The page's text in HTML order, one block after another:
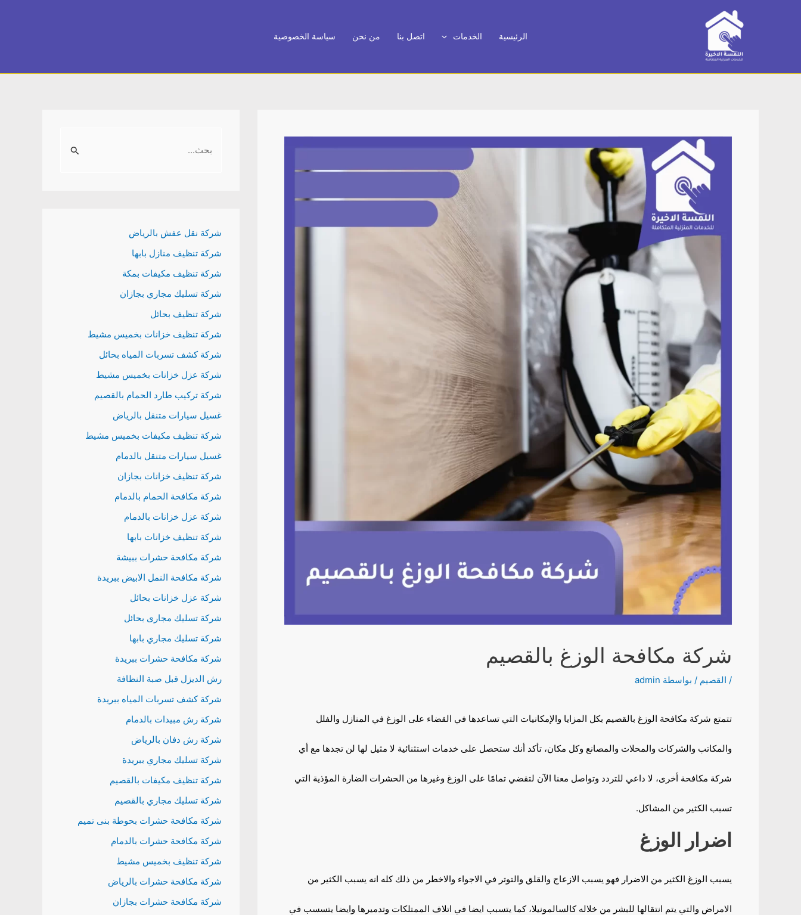
المحتوى
الرئيسية الخدمات اتصل بنا من نحن سياسة الخصوصية
شركة مكافحة الوزغ بالقصيم
/ القصيم / بواسطة admin
تتمتع شركة مكافحة الوزغ بالقصيم بكل المزايا والإمكانيات التي تساعدها في القضاء على الوزغ في المنازل والفلل
والمكاتب والشركات والمحلات والمصانع وكل مكان، تأكد أنك ستحصل على خدمات استثنائية لا مثيل لها لن تجدها مع أي
شركة مكافحة أخرى، لا داعي للتردد وتواصل معنا الآن لتقضي تمامًا على الوزغ وغيرها من الحشرات الضارة المؤذية التي
تسبب الكثير من المشاكل.
اضرار الوزغ
يسبب الوزغ الكثير من الاضرار فهو يسبب الازعاج والقلق والتوتر في الاجواء والاخطر من ذلك كله انه يسبب الكثير من
الامراض والتي يتم انتقالها للبشر من خلاله كالسالمونيلا، كما يتسبب ايضا في اتلاف الممتلكات وتدميرها وايضا يتسسب في
o
r
:
شركة نقل عفش بالرياض
شركة تنظيف منازل بابها
شركة تنظيف مكيفات بمكة
شركة تسليك مجاري بجازان
شركة تنظيف بحائل
شركة تنظيف خزانات بخميس مشيط
شركة كشف تسربات المياه بحائل
شركة عزل خزانات بخميس مشيط
شركة تركيب طارد الحمام بالقصيم
غسيل سيارات متنقل بالرياض
شركة تنظيف مكيفات بخميس مشيط
غسيل سيارات متنقل بالدمام
شركة تنظيف خزانات بجازان
شركة مكافحة الحمام بالدمام
شركة عزل خزانات بالدمام
شركة تنظيف خزانات بابها
شركة مكافحة حشرات ببيشة
شركة مكافحة النمل الابيض ببريدة
شركة عزل خزانات بحائل
شركة تسليك مجارى بحائل
شركة تسليك مجاري بابها
شركة مكافحة حشرات ببريدة
رش الديزل قبل صبة النظافة
شركة كشف تسربات المياه ببريدة
شركة رش مبيدات بالدمام
شركة رش دفان بالرياض
شركة تسليك مجاري ببريدة
شركة تنظيف مكيفات بالقصيم
شركة تسليك مجاري بالقصيم
شركة مكافحة حشرات بحوطة بنى تميم
شركة مكافحة حشرات بالدمام
شركة تنظيف بخميس مشيط
شركة مكافحة حشرات بالرياض
شركة مكافحة حشرات بجازان